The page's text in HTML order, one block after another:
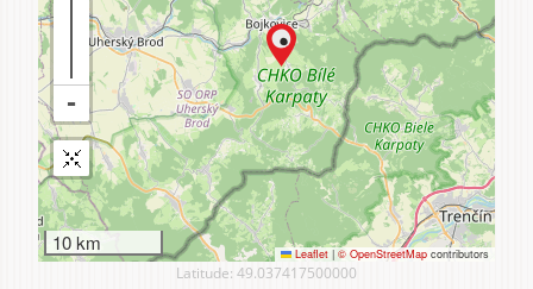
10 km Leaflet | © OpenStreetMap contributors
Latitude: 49.037417500000